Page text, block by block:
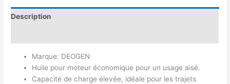
Description
Marque: DEOGEN
Huile pour moteur économique pour un usage aisé.
Capacité de charge élevée, idéale pour les trajets